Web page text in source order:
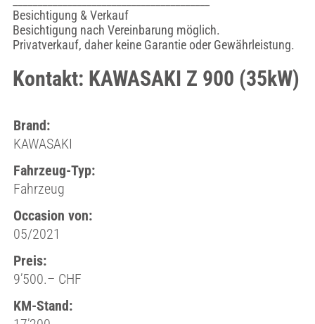
Besichtigung & Verkauf
Besichtigung nach Vereinbarung möglich.
Privatverkauf, daher keine Garantie oder Gewährleistung.
Kontakt: KAWASAKI Z 900 (35kW)
Brand:
KAWASAKI
Fahrzeug-Typ:
Fahrzeug
Occasion von:
05/2021
Preis:
9’500.– CHF
KM-Stand: